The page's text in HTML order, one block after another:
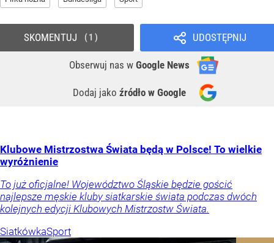
UDOSTĘPNIJ
Obserwuj nas w Google News
Dodaj jako źródło w Google
SKOMENTUJ 1
Klubowe Mistrzostwa Świata będą w Polsce! To wielkie
wyróżnienie
To już oficjalne! Województwo Śląskie będzie gościć
najlepsze męskie kluby siatkarskie świata podczas dwóch
kolejnych edycji Klubowych Mistrzostw Świata.
SiatkówkaSport